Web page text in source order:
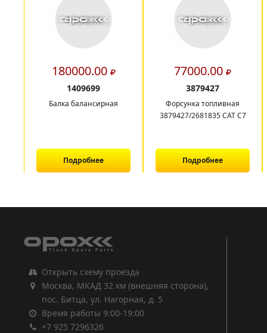
180000.00
1409699
Балка балансирная
Подробнее
77000.00
3879427
Форсунка топливная
3879427/2681835 CAT C7
Подробнее
Открыть схему проезда
Москва, МКАД 32 км (внешняя сторона),
пос. Битца, ул. Нагорная, д. 5
Время работы 9:00-19:00
+7 925 7296326